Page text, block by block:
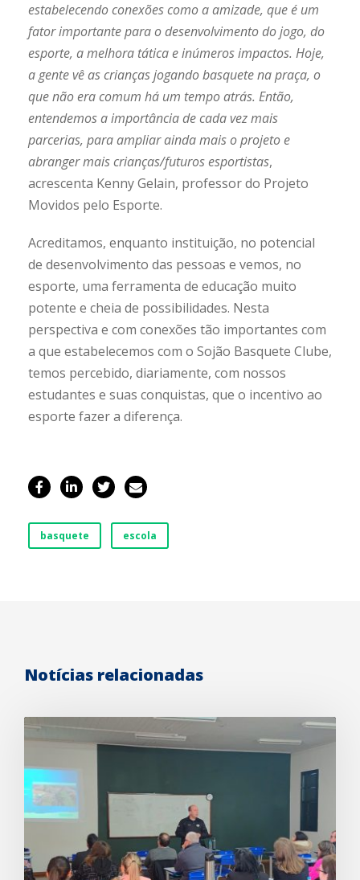
estabelecendo conexões como a amizade, que é um
fator importante para o desenvolvimento do jogo, do
esporte, a melhora tática e inúmeros impactos. Hoje,
a gente vê as crianças jogando basquete na praça, o
que não era comum há um tempo atrás. Então,
entendemos a importância de cada vez mais
parcerias, para ampliar ainda mais o projeto e
abranger mais crianças/futuros esportistas,
acrescenta Kenny Gelain, professor do Projeto
Movidos pelo Esporte.
Acreditamos, enquanto instituição, no potencial
de desenvolvimento das pessoas e vemos, no
esporte, uma ferramenta de educação muito
potente e cheia de possibilidades. Nesta
perspectiva e com conexões tão importantes com
a que estabelecemos com o Sojão Basquete Clube,
temos percebido, diariamente, com nossos
estudantes e suas conquistas, que o incentivo ao
esporte fazer a diferença.
basquete escola
Notícias relacionadas